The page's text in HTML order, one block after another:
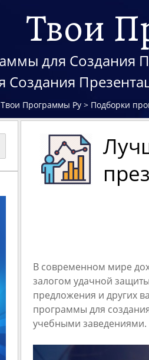
Твои
для Создания
Твои Программы Ру > Подборки
В современном мире
залогом удачной
предложения и других
программы для
учебными заведениями.